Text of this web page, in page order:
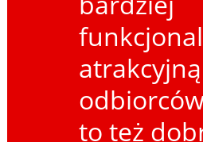
to też